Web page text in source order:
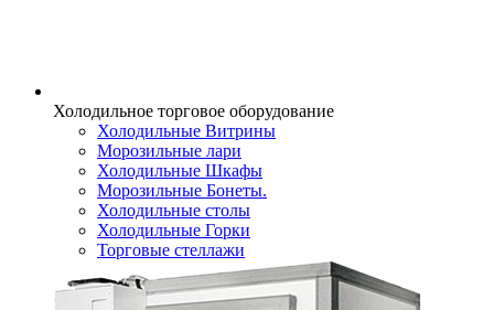
Холодильное торговое оборудование
Холодильные Витрины
Морозильные лари
Холодильные Шкафы
Морозильные Бонеты.
Холодильные столы
Холодильные Горки
Торговые стеллажи